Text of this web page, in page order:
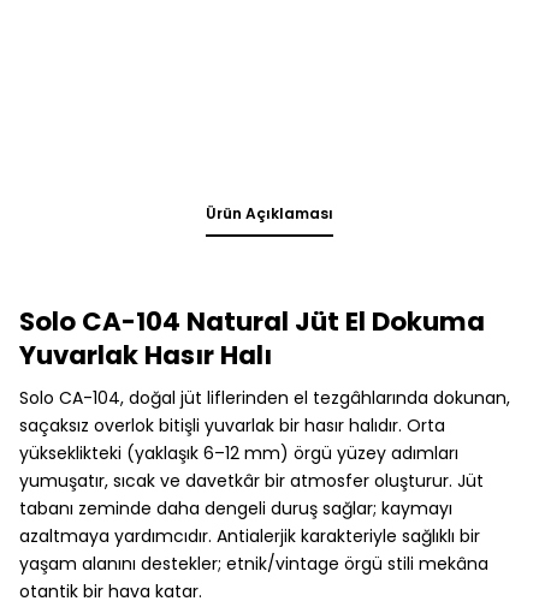
Ürün Açıklaması
Solo CA-104 Natural Jüt El Dokuma
Yuvarlak Hasır Halı
Solo CA-104, doğal jüt liflerinden el tezgâhlarında dokunan,
saçaksız overlok bitişli yuvarlak bir hasır halıdır. Orta
yükseklikteki (yaklaşık 6–12 mm) örgü yüzey adımları
yumuşatır, sıcak ve davetkâr bir atmosfer oluşturur. Jüt
tabanı zeminde daha dengeli duruş sağlar; kaymayı
azaltmaya yardımcıdır. Antialerjik karakteriyle sağlıklı bir
yaşam alanını destekler; etnik/vintage örgü stili mekâna
otantik bir hava katar.